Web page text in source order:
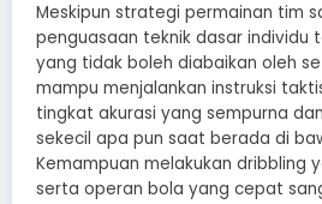
Meskipun strategi permainan tim
penguasaan teknik dasar individu
yang tidak boleh diabaikan oleh
mampu menjalankan instruksi
tingkat akurasi yang sempurna
sekecil apa pun saat berada di
Kemampuan melakukan dribbling
serta operan bola yang cepat